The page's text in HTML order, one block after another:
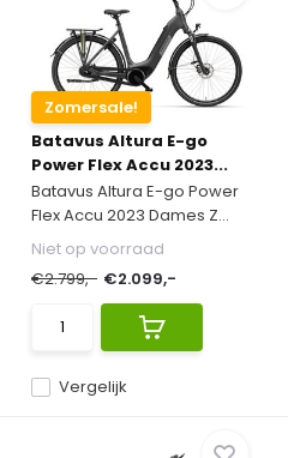
Zomersale!
Batavus Altura E-go
Power Flex Accu 2023...
Batavus Altura E-go Power
Flex Accu 2023 Dames Z...
Vergelijk
Niet op voorraad
€2.799,- €2.099,-